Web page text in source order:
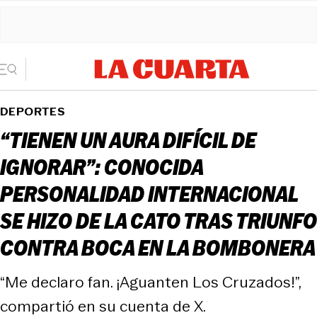
DEPORTES
“TIENEN UN AURA DIFÍCIL DE
IGNORAR”: CONOCIDA
PERSONALIDAD INTERNACIONAL
SE HIZO DE LA CATO TRAS TRIUNFO
CONTRA BOCA EN LA BOMBONERA
“Me declaro fan. ¡Aguanten Los Cruzados!”,
compartió en su cuenta de X.